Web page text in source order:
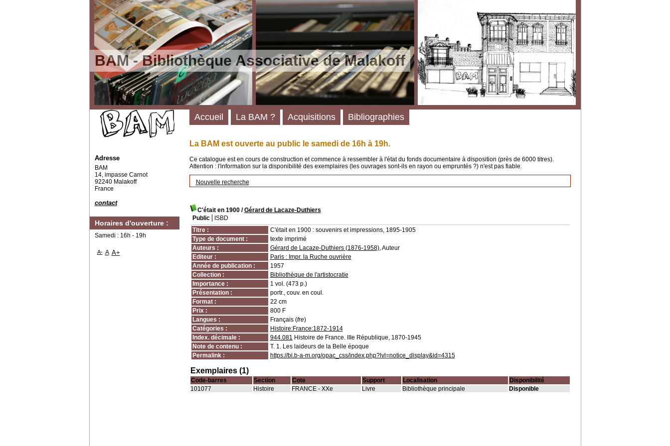
BAM - Bibliothèque Associative de Malakoff
La BAM est ouverte au public le samedi de 16h à 19h.
Ce catalogue est en cours de construction et commence à ressembler à l'état du fonds documentaire à disposition (près de 6000 titres).
Attention : l'information sur la disponibilité des exemplaires (les ouvrages sont-ils en rayon ou empruntés ?) n'est pas fiable.
Nouvelle recherche
C'était en 1900/Gérard de Lacaze-Duthiers
Public
ISBD
Titre :
C'était en 1900 : souvenirs et impressions, 1895-1905
Type de document :
texte imprimé
Auteurs :
Gérard de Lacaze-Duthiers (1876-1958), Auteur
Editeur :
Paris : Impr. la Ruche ouvrière
Année de publication :
1957
Collection :
Bibliothèque de l'artistocratie
Importance :
1 vol. (473 p.)
Présentation :
portr., couv. en coul.
Format :
22 cm
Prix :
800 F
Langues :
Français (fre)
Catégories :
Histoire:France:1872-1914
Index. décimale :
944.081 Histoire de France. IIIe République, 1870-1945
Note de contenu :
T. 1. Les laideurs de la Belle époque
Permalink :
https://bi.b-a-m.org/opac_css/index.php?lvl=notice_display&id=4315
Exemplaires (1)
Code-barres Section Cote Support Localisation
Disponibilité
101077
Histoire FRANCE - XXe Livre Bibliothèque principale Disponible
Accueil La BAM ? Acquisitions Bibliographies
Adresse
BAM
14, impasse Carnot
92240 Malakoff
France
contact
Horaires d'ouverture :
Samedi : 16h - 19h
A- A A+